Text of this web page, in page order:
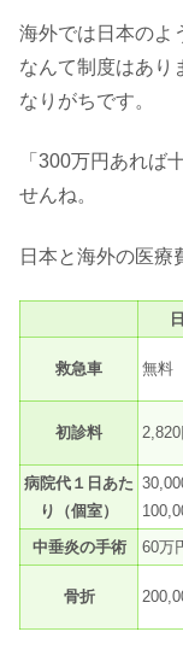
海外では日本のよ
なんて制度はあり
なりがちです。
「300万円あれば
せんね。
日本と海外の医療
救急車 無料
初診料 2,820
病院代１日あた
り（個室）
中垂炎の手術
60万
骨折